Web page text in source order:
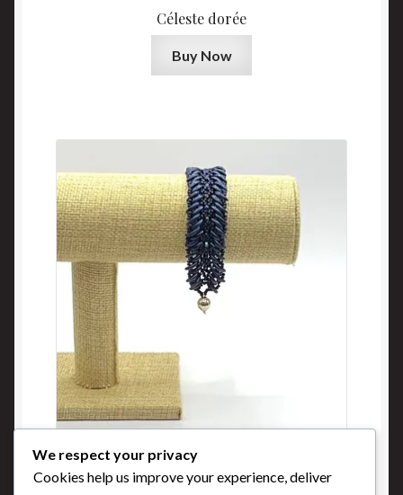
Céleste dorée
Buy Now
Croissants bleutés
We respect your privacy
Cookies help us improve your experience, deliver